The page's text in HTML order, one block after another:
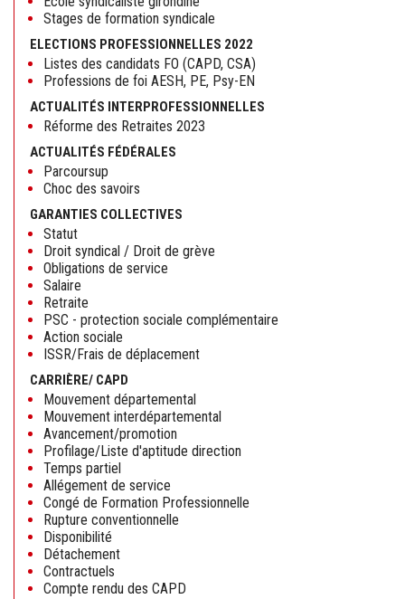
Stages de formation syndicale
ELECTIONS PROFESSIONNELLES 2022
Listes des candidats FO (CAPD, CSA)
Professions de foi AESH, PE, Psy-EN
ACTUALITÉS INTERPROFESSIONNELLES
Réforme des Retraites 2023
ACTUALITÉS FÉDÉRALES
Parcoursup
Choc des savoirs
GARANTIES COLLECTIVES
Statut
Droit syndical / Droit de grève
Obligations de service
Salaire
Retraite
PSC - protection sociale complémentaire
Action sociale
ISSR/Frais de déplacement
CARRIÈRE/ CAPD
Mouvement départemental
Mouvement interdépartemental
Avancement/promotion
Profilage/Liste d'aptitude direction
Temps partiel
Allégement de service
Congé de Formation Professionnelle
Rupture conventionnelle
Disponibilité
Détachement
Contractuels
Compte rendu des CAPD